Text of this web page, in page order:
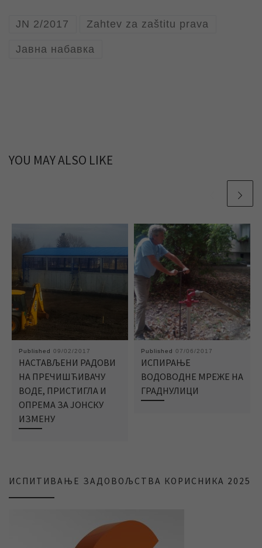
JN 2/2017 Zahtev za zaštitu prava
Јавна набавка
YOU MAY ALSO LIKE
Published 09/02/2017
НАСТАВЉЕНИ РАДОВИ
НА ПРЕЧИШЋИВАЧУ
ВОДЕ, ПРИСТИГЛА И
ОПРЕМА ЗА ЈОНСКУ
ИЗМЕНУ
Published 07/06/2017
ИСПИРАЊЕ
ВОДОВОДНЕ МРЕЖЕ НА
ГРАДНУЛИЦИ
ИСПИТИВАЊЕ ЗАДОВОЉСТВА КОРИСНИКА 2025